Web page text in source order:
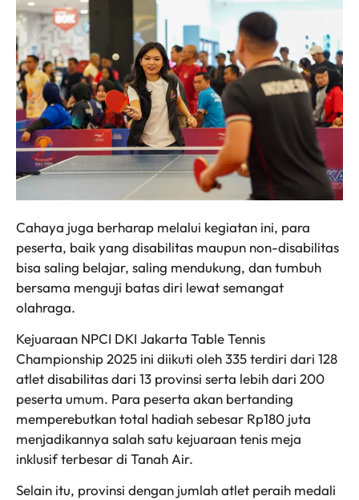
Cahaya juga berharap melalui kegiatan ini, para
peserta, baik yang disabilitas maupun non-disabilitas
bisa saling belajar, saling mendukung, dan tumbuh
bersama menguji batas diri lewat semangat
olahraga.
Kejuaraan NPCI DKI Jakarta Table Tennis
Championship 2025 ini diikuti oleh 335 terdiri dari 128
atlet disabilitas dari 13 provinsi serta lebih dari 200
peserta umum. Para peserta akan bertanding
memperebutkan total hadiah sebesar Rp180 juta
menjadikannya salah satu kejuaraan tenis meja
inklusif terbesar di Tanah Air.
Selain itu, provinsi dengan jumlah atlet peraih medali